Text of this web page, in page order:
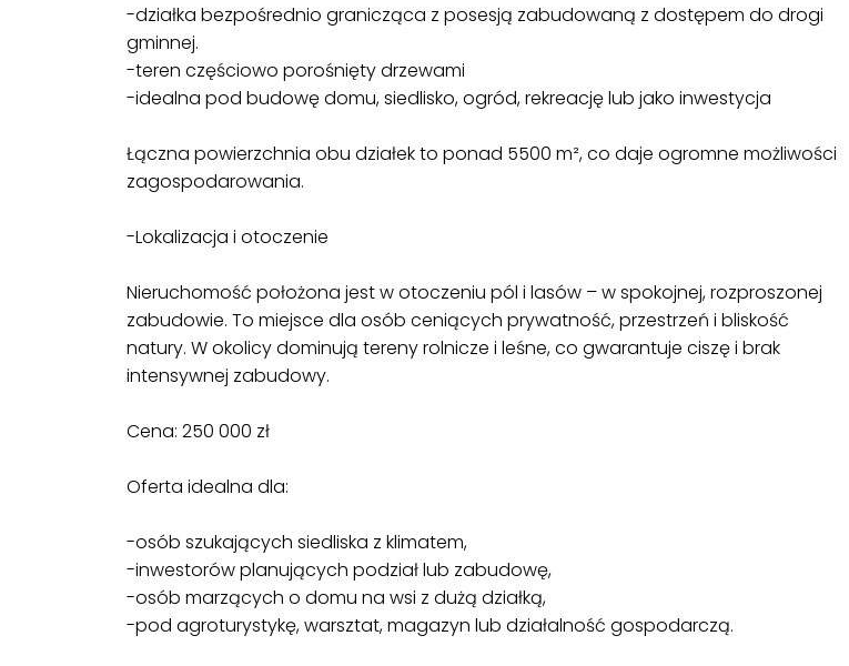
-działka bezpośrednio granicząca z posesją zabudowaną z dostępem do drogi
gminnej.
-teren częściowo porośnięty drzewami
-idealna pod budowę domu, siedlisko, ogród, rekreację lub jako inwestycja
Łączna powierzchnia obu działek to ponad 5500 m², co daje ogromne możliwości
zagospodarowania.
-Lokalizacja i otoczenie
Nieruchomość położona jest w otoczeniu pól i lasów – w spokojnej, rozproszonej
zabudowie. To miejsce dla osób ceniących prywatność, przestrzeń i bliskość
natury. W okolicy dominują tereny rolnicze i leśne, co gwarantuje ciszę i brak
intensywnej zabudowy.
Cena: 250 000 zł
Oferta idealna dla:
-osób szukających siedliska z klimatem,
-inwestorów planujących podział lub zabudowę,
-osób marzących o domu na wsi z dużą działką,
-pod agroturystykę, warsztat, magazyn lub działalność gospodarczą.